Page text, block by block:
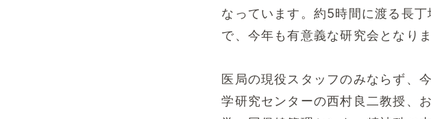
なっています。約5時間に渡る長
で、今年も有意義な研究会となりま
医局の現役スタッフのみならず、
学研究センターの西村良二教授、